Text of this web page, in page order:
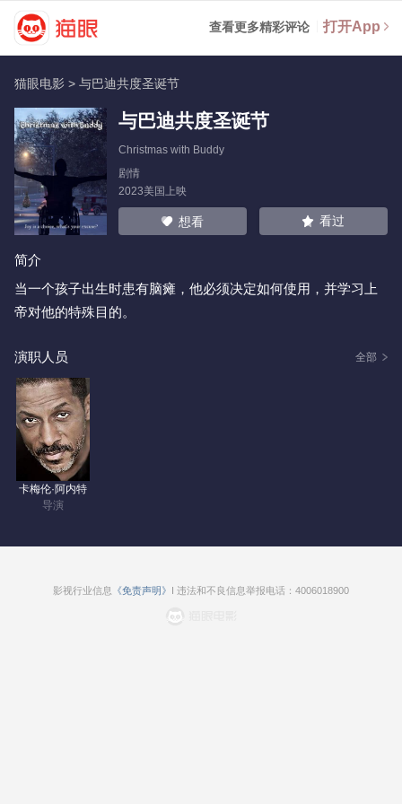
查看更多精彩评论 打开App
猫眼电影 >与巴迪共度圣诞节
与巴迪共度圣诞节
Christmas with Buddy
剧情
2023美国上映
想看 看过
简介
当一个孩子出生时患有脑瘫，他必须决定如何使用，并学习上
帝对他的特殊目的。
演职人员 全部
卡梅伦·阿内特
导演
影视行业信息 《免责声明》 I 违法和不良信息举报电话：4006018900